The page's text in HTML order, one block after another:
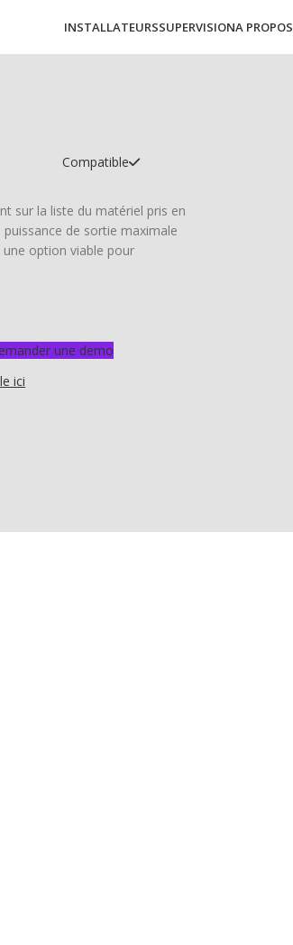
INSTALLATEURSSUPERVISIONA PROPOS
Compatible
sur la liste du matériel pris en
puissance de sortie maximale
une option viable pour
une demo
ici